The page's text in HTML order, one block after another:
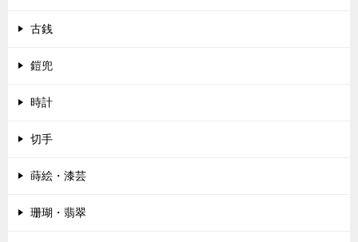
古銭
鎧兜
時計
切手
蒔絵・漆芸
珊瑚・翡翠